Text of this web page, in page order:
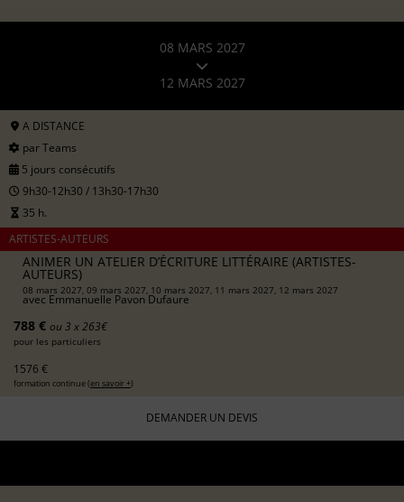
08 MARS 2027
12 MARS 2027
A DISTANCE
par Teams
5 jours consécutifs
9h30-12h30 / 13h30-17h30
35 h.
ARTISTES-AUTEURS
ANIMER UN ATELIER D’ÉCRITURE LITTÉRAIRE (ARTISTES-
AUTEURS)
08 mars 2027, 09 mars 2027, 10 mars 2027, 11 mars 2027, 12 mars 2027
avec Emmanuelle Pavon Dufaure
788 € ou 3 x 263€
pour les particuliers
1576 €
formation continue (en savoir +)
DEMANDER UN DEVIS